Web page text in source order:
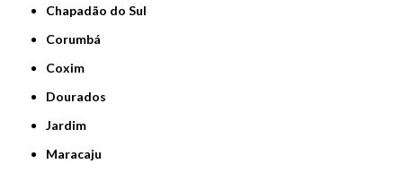
Chapadão do Sul
Corumbá
Coxim
Dourados
Jardim
Maracaju